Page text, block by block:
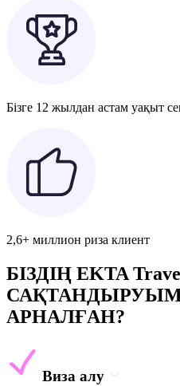
Бізге 12 жылдан астам уақыт
2,6+ миллион риза клиент
БІЗДІҢ EKTA
АРНАЛҒАН?
Виза алу